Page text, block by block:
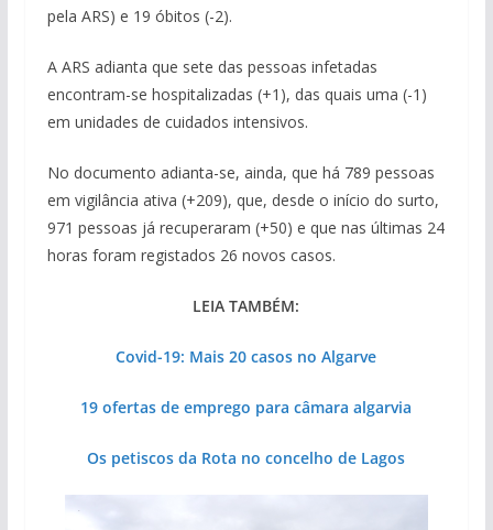
pela ARS) e 19 óbitos (-2).
A ARS adianta que sete das pessoas infetadas
encontram-se hospitalizadas (+1), das quais uma (-1)
em unidades de cuidados intensivos.
No documento adianta-se, ainda, que há 789 pessoas
em vigilância ativa (+209), que, desde o início do surto,
971 pessoas já recuperaram (+50) e que nas últimas 24
horas foram registados 26 novos casos.
LEIA TAMBÉM:
Covid-19: Mais 20 casos no Algarve
19 ofertas de emprego para câmara algarvia
Os petiscos da Rota no concelho de Lagos